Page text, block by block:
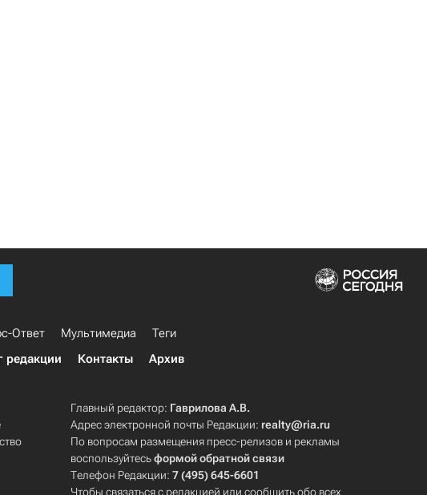
Ответ Мультимедиа
Теги
редакции Контакты Архив
Главный редактор: Гаврилова А.В.
Адрес электронной почты Редакции: realty@ria.ru
По вопросам размещения пресс-релизов и рекламы
воспользуйтесьформой обратной связи
Телефон Редакции:7 (495) 645-6601
Чтобы связаться с редакцией или сообщить обо всех